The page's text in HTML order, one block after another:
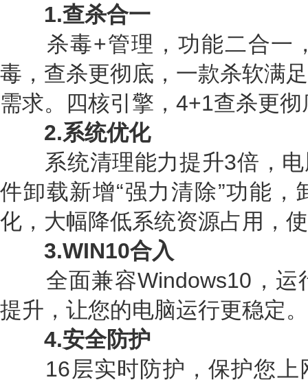
1.查杀合一
杀毒+管理，功能二合一
毒，查杀更彻底，一款杀软满
需求。四核引擎，4+1查杀更
2.系统优化
系统清理能力提升3倍，电
件卸载新增“强力清除”功能
化，大幅降低系统资源占用，
3.WIN10合入
全面兼容Windows10，运
提升，让您的电脑运行更稳定。
4.安全防护
16层实时防护，保护您上